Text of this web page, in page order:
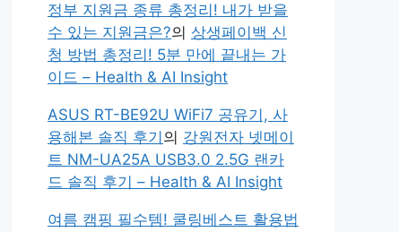
정부 지원금 종류 총정리! 내가 받을
수 있는 지원금은?의 상생페이백 신
청 방법 총정리! 5분 만에 끝내는 가
이드 – Health & AI Insight
ASUS RT-BE92U WiFi7 공유기, 사
용해본 솔직 후기 의 강원전자 넷메이
트 NM-UA25A USB3.0 2.5G 랜카
드 솔직 후기 – Health & AI Insight
여름 캠핑 필수템! 쿨링베스트 활용법